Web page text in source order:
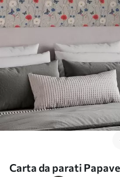
Carta da parati